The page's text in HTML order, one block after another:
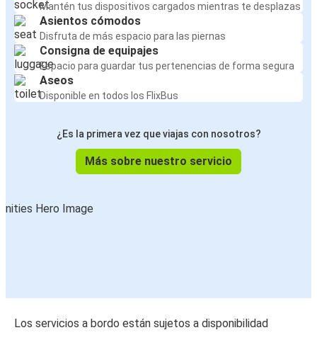
Mantén tus dispositivos cargados mientras te desplazas
Asientos cómodos
Disfruta de más espacio para las piernas
Consigna de equipajes
Espacio para guardar tus pertenencias de forma segura
Aseos
Disponible en todos los FlixBus
¿Es la primera vez que viajas con nosotros?
Más sobre nuestro servicio
Los servicios a bordo están sujetos a disponibilidad